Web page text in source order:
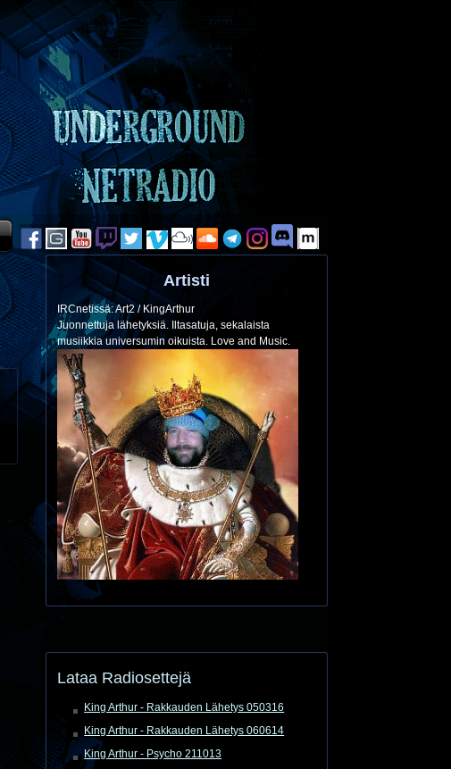
Artisti
IRCnetissä: Art2 / KingArthur
Juonnettuja lähetyksiä. Iltasatuja, sekalaista
musiikkia universumin oikuista. Love and Music.
Lataa Radiosettejä
King Arthur - Rakkauden Lähetys 050316
King Arthur - Rakkauden Lähetys 060614
King Arthur - Psycho 211013